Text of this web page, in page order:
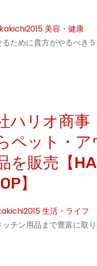
美容・健康
ために貴方がやるべき
ハリオ商事
ペット・ア
を販売【
】
生活・ライフ
チン用品まで豊富に取